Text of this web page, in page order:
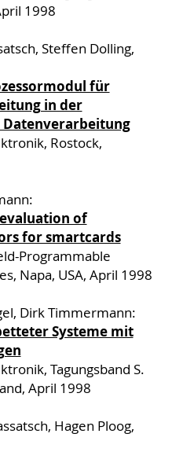
1998
Steffen Dolling,
für
in der
Rostock,
of
for smartcards
Programmable
Napa, USA, April 1998
Dirk Timmermann:
Systeme mit
Tagungsband S.
April 1998
Hagen Ploog,